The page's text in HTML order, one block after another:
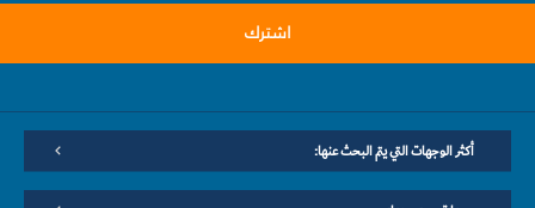
اشترك
أكثر الوجهات التي يتم البحث عنها: